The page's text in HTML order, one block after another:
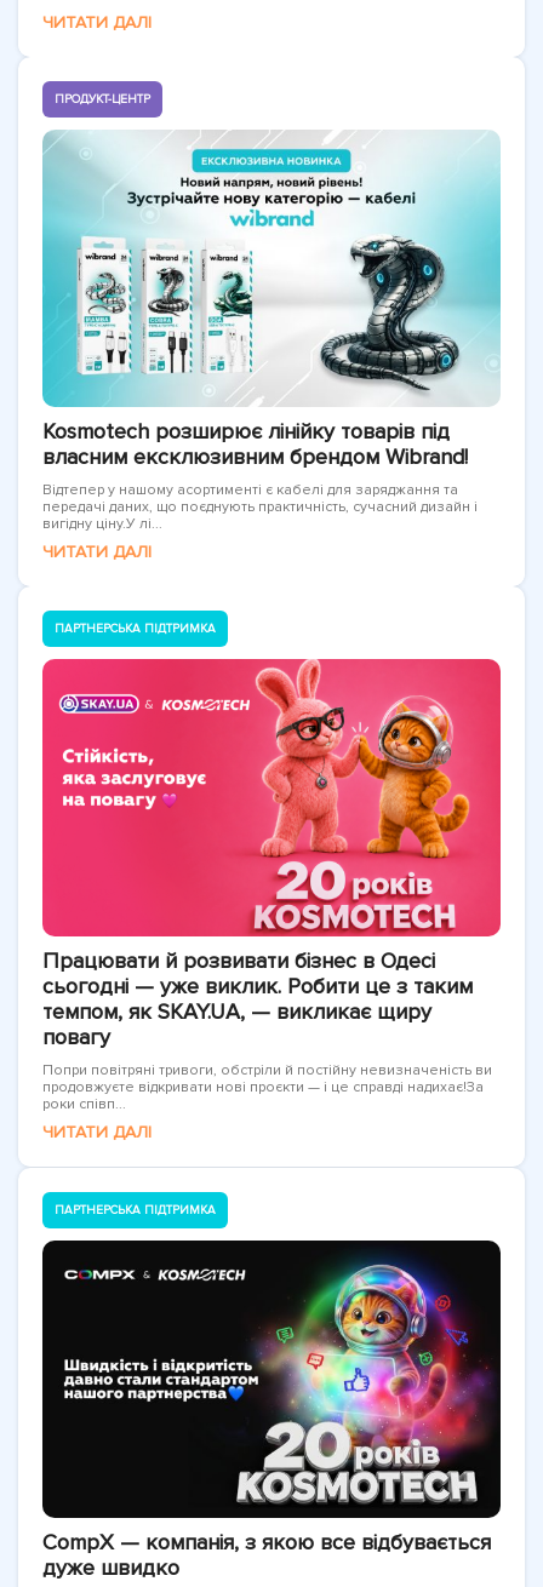
ЧИТАТИ ДАЛІ
ПРОДУКТ-ЦЕНТР
Kosmotech розширює лінійку товарів під
власним ексклюзивним брендом Wibrand!
Відтепер у нашому асортименті є кабелі для заряджання та
передачі даних, що поєднують практичність, сучасний дизайн і
вигідну ціну.У лі...
ЧИТАТИ ДАЛІ
ПАРТНЕРСЬКА ПІДТРИМКА
Працювати й розвивати бізнес в Одесі
сьогодні — уже виклик. Робити це з таким
темпом, як SKAY.UA, — викликає щиру
повагу
Попри повітряні тривоги, обстріли й постійну невизначеність ви
продовжуєте відкривати нові проєкти — і це справді надихає!За
роки співп...
ЧИТАТИ ДАЛІ
ПАРТНЕРСЬКА ПІДТРИМКА
CompX — компанія, з якою все відбувається
дуже швидко